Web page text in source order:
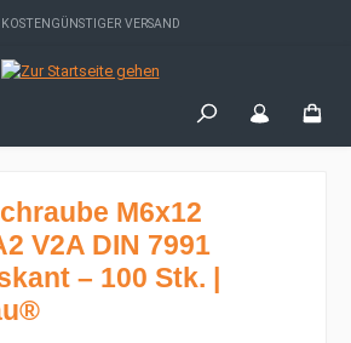
KOSTENGÜNSTIGER VERSAND
M6x12
V2A DIN 7991
– 100 Stk. |